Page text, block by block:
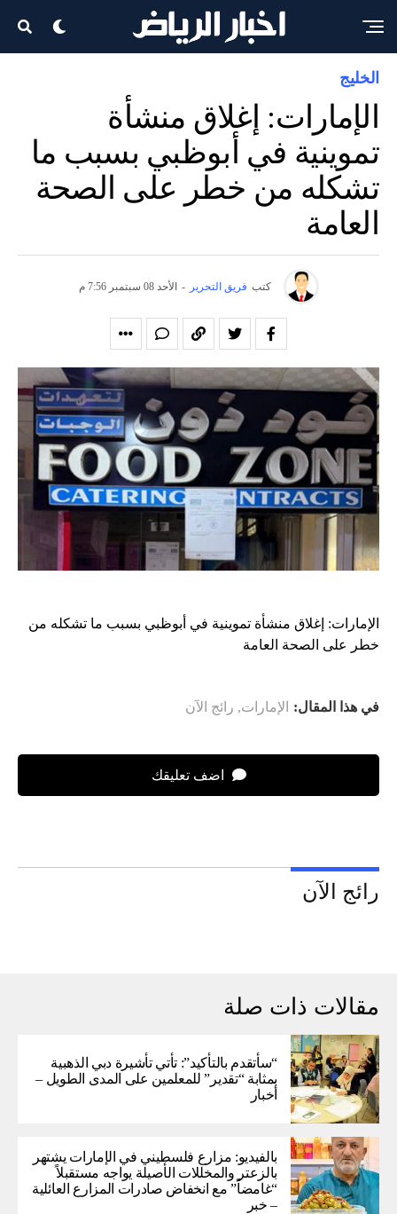
الخليج
الإمارات: إغلاق منشأة
تموينية في أبوظبي بسبب ما
تشكله من خطر على الصحة
العامة
كتب فريق التحرير - الأحد 08 سبتمبر 7:56 م
الإمارات: إغلاق منشأة تموينية في أبوظبي بسبب ما تشكله من
خطر على الصحة العامة
في هذا المقال: الإمارات, رائج الآن
اضف تعليقك
رائج الآن
مقالات ذات صلة
“سأتقدم بالتأكيد”: تأتي تأشيرة دبي الذهبية
بمثابة “تقدير” للمعلمين على المدى الطويل –
أخبار
بالفيديو: مزارع فلسطيني في الإمارات يشتهر
بالزعتر والمخللات الأصيلة يواجه مستقبلاً
“غامضاً” ​​مع انخفاض صادرات المزارع العائلية
– خبر